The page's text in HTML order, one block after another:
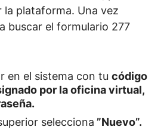
la plataforma. Una vez
buscar el formulario 277
en el sistema con tu código
por la oficina virtual,
selecciona ”Nuevo”.